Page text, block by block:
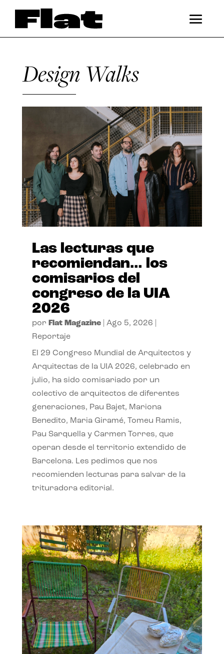
Design Walks
Las lecturas que
recomiendan… los
comisarios del
congreso de la UIA
2026
por Flat Magazine| Ago 5, 2026
Reportaje
El 29 Congreso Mundial de Arquitectos y
Arquitectas de la UIA 2026, celebrado en
julio, ha sido comisariado por un
colectivo de arquitectos de diferentes
generaciones, Pau Bajet, Mariona
Benedito, Maria Giramé, Tomeu Ramis,
Pau Sarquella y Carmen Torres, que
operan desde el territorio extendido de
Barcelona. Les pedimos que nos
recomienden lecturas para salvar de la
trituradora editorial.